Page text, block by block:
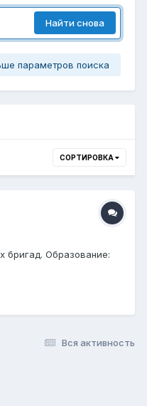
Найти снова
параметров поиска
СОРТИРОВКА
бригад. Образование:
Вся активность